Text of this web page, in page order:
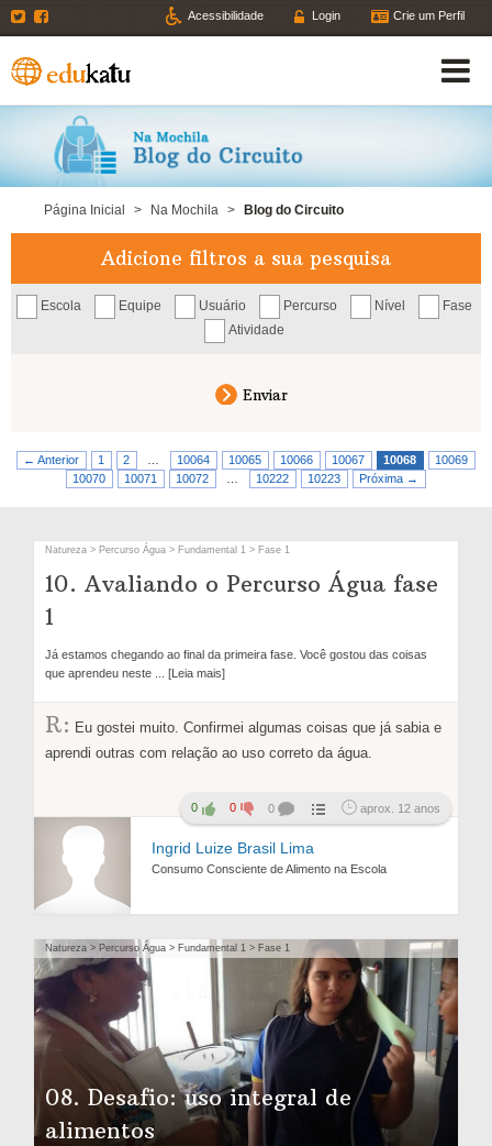
Twitter Acessibilidade Login Crie um Perfil
Página Inicial > Na Mochila > Blog do Circuito
Adicione filtros a sua pesquisa
Escola Equipe Usuário Percurso Nível
Fase
Atividade
← Anterior 1 2 10064 10065 10066 10067 10068
10069
10070
10071 10072 10222 10223 Próxima →
Natureza > Percurso Água > Fundamental 1 > Fase 1
10. Avaliando o Percurso Água fase
1
Já estamos chegando ao final da primeira fase. Você gostou das coisas
que aprendeu neste ... [Leia mais]
R: Eu gostei muito. Confirmei algumas coisas que já sabia e
aprendi outras com relação ao uso correto da água.
0 0 0 aprox. 12 anos
Ingrid Luize Brasil Lima
Consumo Consciente de Alimento na Escola
Natureza > Percurso Água > Fundamental 1 > Fase 1
08. Desafio: uso integral de
alimentos